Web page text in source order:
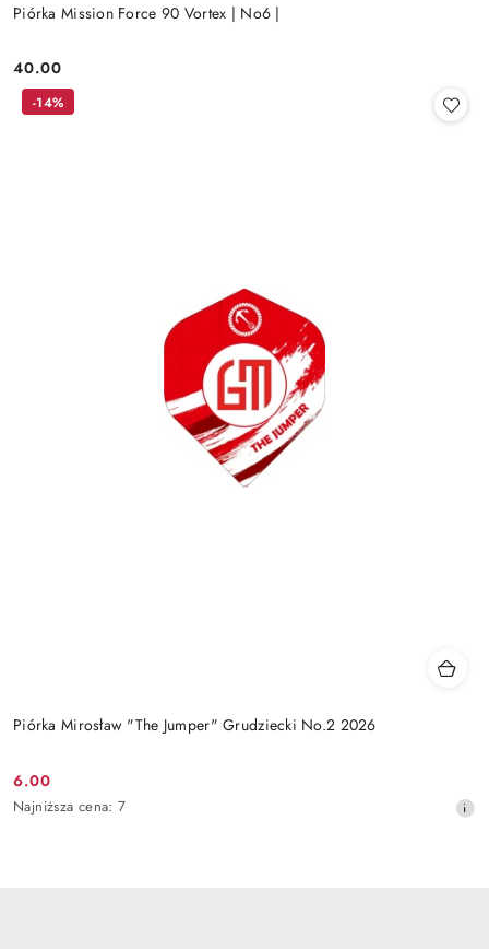
Piórka Mission Force 90 Vortex | No6 |
Cena:
40.00
Piórka Mirosław "The Jumper" Grudziecki No.2 2026
Cena
promocyjna:
6.00
Najniższa
Najniższa cena: 7
-14%